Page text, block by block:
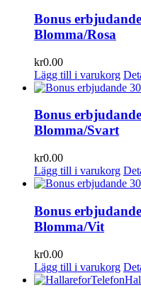
Bonus
Blomma/Rosa
kr0.00
Lägg till i varukorg
Bonus
Blomma/Svart
kr0.00
Lägg till i varukorg
Bonus
Blomma/Vit
kr0.00
Lägg till i varukorg